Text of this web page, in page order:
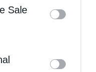
by us to
of
Sale